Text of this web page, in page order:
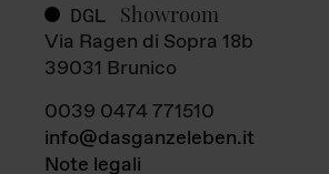
DGL Showroom
Via Ragen di Sopra 18b
39031 Brunico
0039 0474 771510
info@dasganzeleben.it
Note legali